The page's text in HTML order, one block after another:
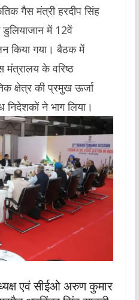
गैस मंत्री हरदीप सिंह
में 12वें
किया गया। बैठक में
मंत्रालय के वरिष्ठ
क्षेत्र की प्रमुख ऊर्जा
निदेशकों ने भाग लिया।
एवं सीईओ अरुण कुमार